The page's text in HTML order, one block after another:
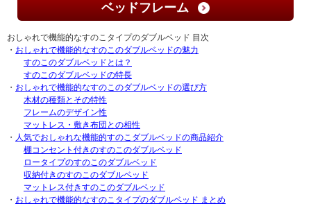
ベッドフレーム
おしゃれで機能的なすのこタイプのダブルベッド 目次
・ おしゃれで機能的なすのこのダブルベッドの魅力
すのこのダブルベッドとは？
すのこのダブルベッドの特長
・ おしゃれで機能的なすのこのダブルベッドの選び方
木材の種類とその特性
フレームのデザイン性
マットレス・敷き布団との相性
・ 人気でおしゃれな機能的すのこダブルベッドの商品紹介
棚コンセント付きのすのこのダブルベッド
ロータイプのすのこのダブルベッド
収納付きのすのこのダブルベッド
マットレス付きすのこのダブルベッド
・ おしゃれで機能的なすのこタイプのダブルベッド まとめ